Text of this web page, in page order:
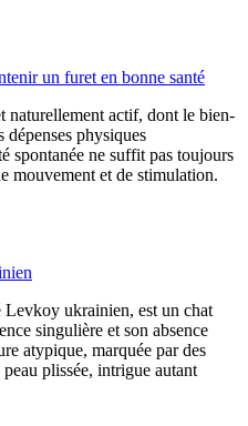
un furet en bonne santé
naturellement actif, dont le bien-
dépenses physiques
spontanée ne suffit pas toujours
mouvement et de stimulation.
ukrainien, est un chat
singulière et son absence
atypique, marquée par des
plissée, intrigue autant